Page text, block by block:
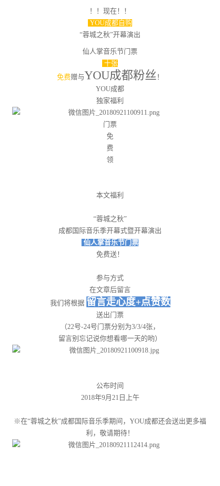
！！现在！！
YOU成都自购
“蓉城之秋”开幕演出
仙人掌音乐节门票
十张
免费赠与YOU成都粉丝 ！
YOU成都
独家福利
门票
免
费
领
本文福利
“蓉城之秋”
成都国际音乐季开幕式暨开幕演出
仙人掌音乐节门票
免费送！
参与方式
在文章后留言
我们将根据 留言走心度+点赞数
送出门票
（22号-24号门票分别为3/3/4张，
留言别忘记说你想看哪一天的哟）
公布时间
2018年9月21日上午
※在“蓉城之秋”成都国际音乐季期间，YOU成都还会送出更多福
利，敬请期待！